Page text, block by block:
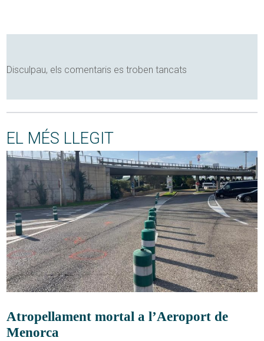
Disculpau, els comentaris es troben tancats
EL MÉS LLEGIT
Atropellament mortal a l’Aeroport de
Menorca